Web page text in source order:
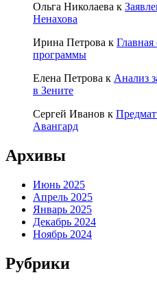
Ольга Николаева к
Ненахова
Ирина Петрова к
программы
Елена Петрова к Анализ
в Зените
Сергей Иванов к
Авангард
Архивы
Июнь 2025
Апрель 2025
Январь 2025
Декабрь 2024
Ноябрь 2024
Рубрики